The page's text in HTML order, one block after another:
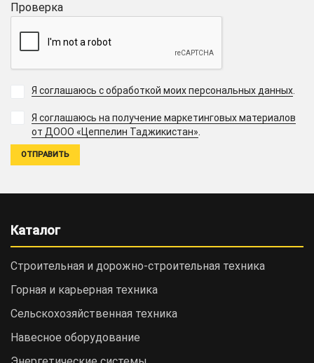
Проверка
Я соглашаюсь с обработкой моих персональных данных
Я соглашаюсь на получение маркетинговых материалов
от ДООО «Цеппелин Таджикистан».
Каталог
Строительная и дорожно-cтроительная техника
Горная и карьерная техника
Сельскохозяйственная техника
Навесное оборудование